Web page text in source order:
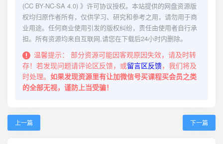
(CC BY-NC-SA 4.0) 》许可协议授权。本站提供的网盘资源版
权均归原作者所有，仅供学习、研究和参考之用，请勿用于商
业用途。任何商业使用引发的版权纠纷，责任由使用者自行承
担。所有资源均来自互联网,请您在下载后24小时内删除。
温馨提示：
部分资源可能因客观原因失效，请及时转
存！若发现问题请评论区反馈，或留言区反馈，我们将及
时处理。 如果发现资源里有让加微信号买课程买会员之类
的全部无视，谨防上当受骗！
上一篇 下一篇